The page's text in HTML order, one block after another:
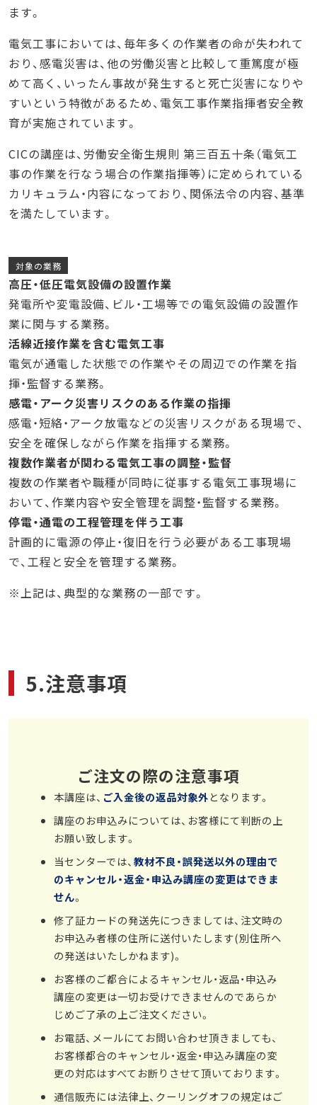
ます。
電気工事においては、毎年多くの作業者の命が失われて
おり、感電災害は、他の労働災害と比較して重篤度が極
めて高く、いったん事故が発生すると死亡災害になりや
すいという特徴があるため、電気工事作業指揮者安全教
育が実施されています。
CICの講座は、労働安全衛生規則 第三百五十条（電気工
事の作業を行なう場合の作業指揮等）に定められている
カリキュラム・内容になっており、関係法令の内容、基準
を満たしています。
対象の業務
高圧・低圧電気設備の設置作業
発電所や変電設備、ビル・工場等での電気設備の設置作
業に関与する業務。
活線近接作業を含む電気工事
電気が通電した状態での作業やその周辺での作業を指
揮・監督する業務。
感電・アーク災害リスクのある作業の指揮
感電・短絡・アーク放電などの災害リスクがある現場で、
安全を確保しながら作業を指揮する業務。
複数作業者が関わる電気工事の調整・監督
複数の作業者や職種が同時に従事する電気工事現場に
おいて、作業内容や安全管理を調整・監督する業務。
停電・通電の工程管理を伴う工事
計画的に電源の停止・復旧を行う必要がある工事現場
で、工程と安全を管理する業務。
※上記は、典型的な業務の一部です。
5.注意事項
ご注文の際の注意事項
本講座は、 ご入金後の返品対象外となります。
講座のお申込みについては、お客様にて判断の上
お願い致します。
当センターでは、 教材不良・誤発送以外の理由で
のキャンセル・返金・申込み講座の変更はできま
せん。
修了証カードの発送先につきましては、注文時の
お申込み者様の住所に送付いたします(別住所へ
の発送はいたしかねます)。
お客様のご都合によるキャンセル・返品・申込み
講座の変更は一切お受けできませんのであらか
じめご了承の上ご注文ください。
お電話、メールにてお問い合わせ頂きましても、
お客様都合のキャンセル・返金・申込み講座の変
更の対応はすべてお断りさせて頂いております。
通信販売には法律上、クーリングオフの規定はご